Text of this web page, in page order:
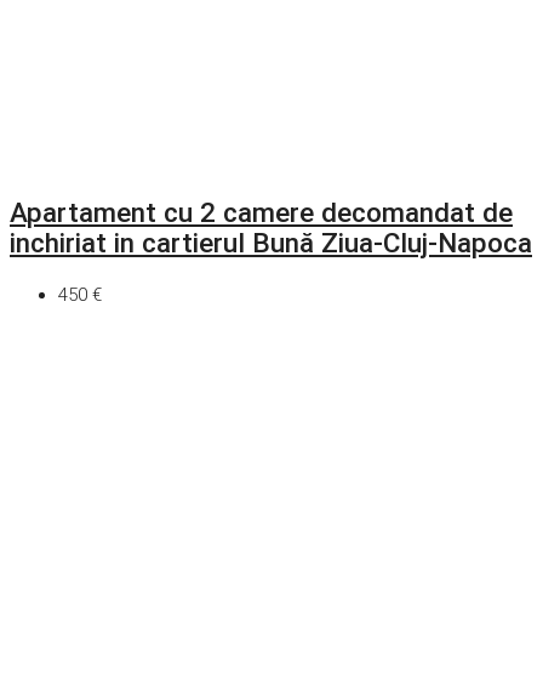
Apartament cu 2 camere decomandat de
inchiriat in cartierul Bună Ziua-Cluj-Napoca
450 €